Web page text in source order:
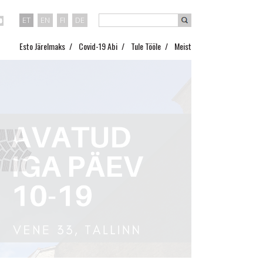
ET EN FI DE
Esto Järelmaks Covid-19 Abi Tule Tööle Meist